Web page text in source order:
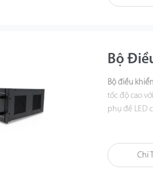
Bộ
Bộ điều
tốc độ cao
phụ đề LED
Chi